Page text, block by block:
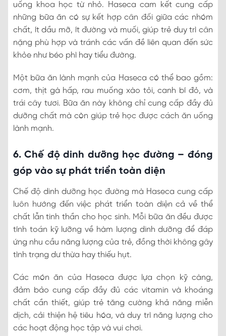
uống khoa học từ nhỏ. Haseca cam kết cung cấp
những bữa ăn có sự kết hợp cân đối giữa các nhóm
chất, ít dầu mỡ, ít đường và muối, giúp trẻ duy trì cân
nặng phù hợp và tránh các vấn đề liên quan đến sức
khỏe như béo phì hay tiểu đường.
Một bữa ăn lành mạnh của Haseca có thể bao gồm:
cơm, thịt gà hấp, rau muống xào tỏi, canh bí đỏ, và
trái cây tươi. Bữa ăn này không chỉ cung cấp đầy đủ
dưỡng chất mà còn giúp trẻ học được cách ăn uống
lành mạnh.
6. Chế độ dinh dưỡng học đường – đóng
góp vào sự phát triển toàn diện
Chế độ dinh dưỡng học đường mà Haseca cung cấp
luôn hướng đến việc phát triển toàn diện cả về thể
chất lẫn tinh thần cho học sinh. Mỗi bữa ăn đều được
tính toán kỹ lưỡng về hàm lượng dinh dưỡng để đáp
ứng nhu cầu năng lượng của trẻ, đồng thời không gây
tình trạng dư thừa hay thiếu hụt.
Các món ăn của Haseca được lựa chọn kỹ càng,
đảm bảo cung cấp đầy đủ các vitamin và khoáng
chất cần thiết, giúp trẻ tăng cường khả năng miễn
dịch, cải thiện hệ tiêu hóa, và duy trì năng lượng cho
các hoạt động học tập và vui chơi.